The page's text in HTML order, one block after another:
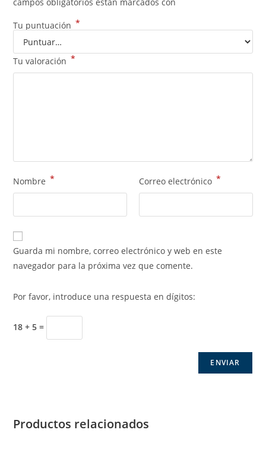
Tu puntuación *
Tu valoración *
Nombre * Correo electrónico *
Guarda mi nombre, correo electrónico y web en este
navegador para la próxima vez que comente.
Por favor, introduce una respuesta en dígitos:
18 + 5 =
Productos relacionados